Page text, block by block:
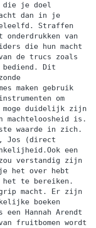
die je doel
dan in je
Straffen
onderdrukken van
die hun macht
de trucs zoals
bediend. Dit
maken gebruik
om
moge duidelijk zijn
is.
waarde in zich.
Jos (direct
een
verstandig zijn
het over hebt
het te bereiken.
macht. Er zijn
boeken
een Hannah Arendt
fruitbomen wordt